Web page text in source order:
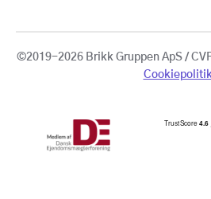
©2019-2026 Brikk Gruppen ApS /